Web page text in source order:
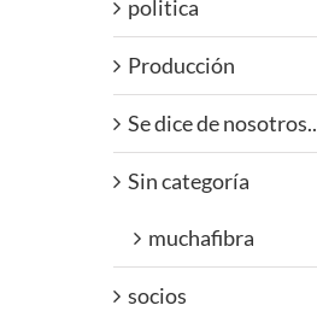
politica
Producción
Se dice de nosotros..
Sin categoría
muchafibra
socios